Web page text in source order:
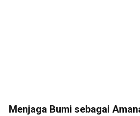
Menjaga Bumi sebagai